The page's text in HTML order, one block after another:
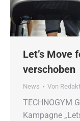
Let’s Move
verschoben
News Von
TECHNOGYM
Kampagne